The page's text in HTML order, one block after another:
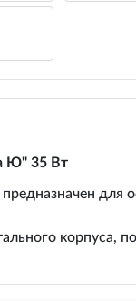
Ю" 35 Вт
для
корпуса,